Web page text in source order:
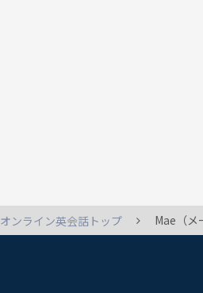
オンライン英会話トップ Mae（メ